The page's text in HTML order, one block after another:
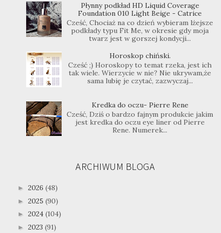
Płynny podkład HD Liquid Coverage
Foundation 010 Light Beige - Catrice
Cześć, Chociaż na co dzień wybieram lżejsze
podkłady typu Fit Me, w okresie gdy moja
twarz jest w gorszej kondycji...
Horoskop chiński.
Cześć ;) Horoskopy to temat rzeka, jest ich
tak wiele. Wierzycie w nie? Nie ukrywam,że
sama lubię je czytać, zazwyczaj...
Kredka do oczu- Pierre Rene
Cześć, Dziś o bardzo fajnym produkcie jakim
jest kredka do oczu eye liner od Pierre
Rene. Numerek...
ARCHIWUM BLOGA
► 2026 (48)
► 2025 (90)
► 2024 (104)
► 2023 (91)